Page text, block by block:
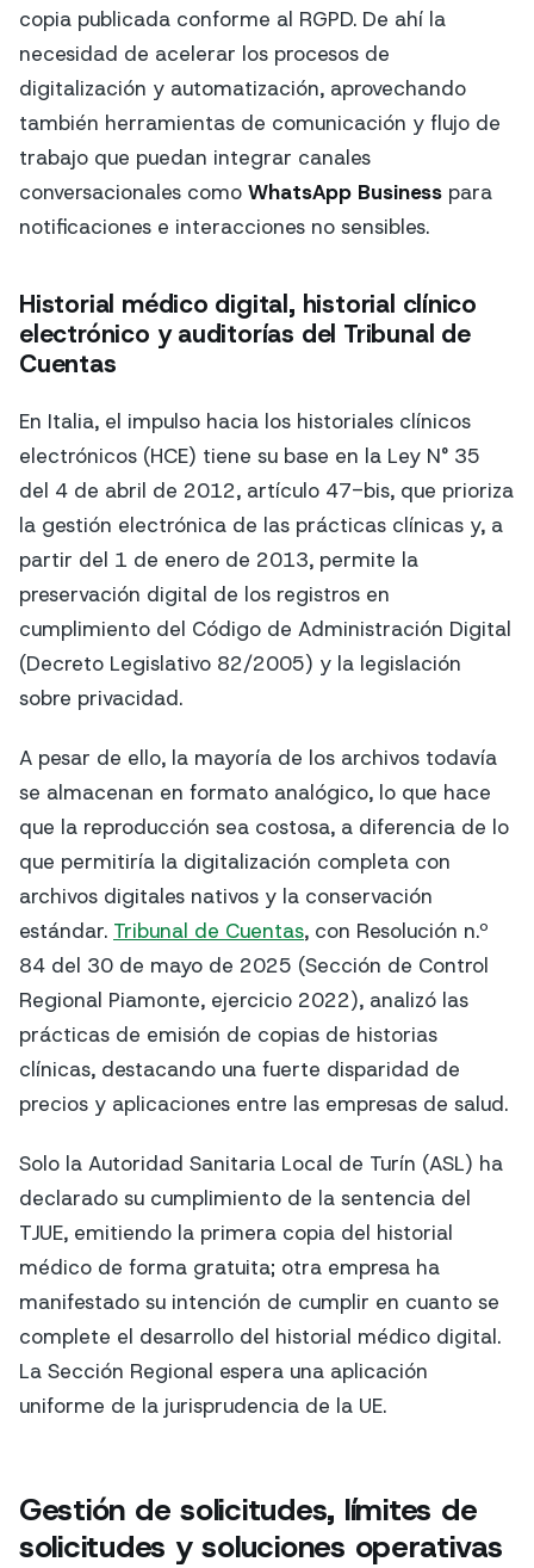
copia publicada conforme al RGPD. De ahí la
necesidad de acelerar los procesos de
digitalización y automatización, aprovechando
también herramientas de comunicación y flujo de
trabajo que puedan integrar canales
conversacionales como WhatsApp Business para
notificaciones e interacciones no sensibles.
Historial médico digital, historial clínico
electrónico y auditorías del Tribunal de
Cuentas
En Italia, el impulso hacia los historiales clínicos
electrónicos (HCE) tiene su base en la Ley N° 35
del 4 de abril de 2012, artículo 47-bis, que prioriza
la gestión electrónica de las prácticas clínicas y, a
partir del 1 de enero de 2013, permite la
preservación digital de los registros en
cumplimiento del Código de Administración Digital
(Decreto Legislativo 82/2005) y la legislación
sobre privacidad.
A pesar de ello, la mayoría de los archivos todavía
se almacenan en formato analógico, lo que hace
que la reproducción sea costosa, a diferencia de lo
que permitiría la digitalización completa con
archivos digitales nativos y la conservación
estándar. Tribunal de Cuentas, con Resolución n.º
84 del 30 de mayo de 2025 (Sección de Control
Regional Piamonte, ejercicio 2022), analizó las
prácticas de emisión de copias de historias
clínicas, destacando una fuerte disparidad de
precios y aplicaciones entre las empresas de salud.
Solo la Autoridad Sanitaria Local de Turín (ASL) ha
declarado su cumplimiento de la sentencia del
TJUE, emitiendo la primera copia del historial
médico de forma gratuita; otra empresa ha
manifestado su intención de cumplir en cuanto se
complete el desarrollo del historial médico digital.
La Sección Regional espera una aplicación
uniforme de la jurisprudencia de la UE.
Gestión de solicitudes, límites de
solicitudes y soluciones operativas